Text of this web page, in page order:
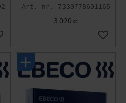
till i favoriter
7330778601165
3 020 KR
Lägg